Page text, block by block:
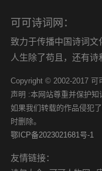
可可诗词网：
致力于传播中国诗词文
人生除了苟且，还有诗
Copyright © 2002-2017
声明 :本网站尊重并保护知
如果我们转载的作品侵犯
时删除。
鄂ICP备2023021681号-1
友情链接：